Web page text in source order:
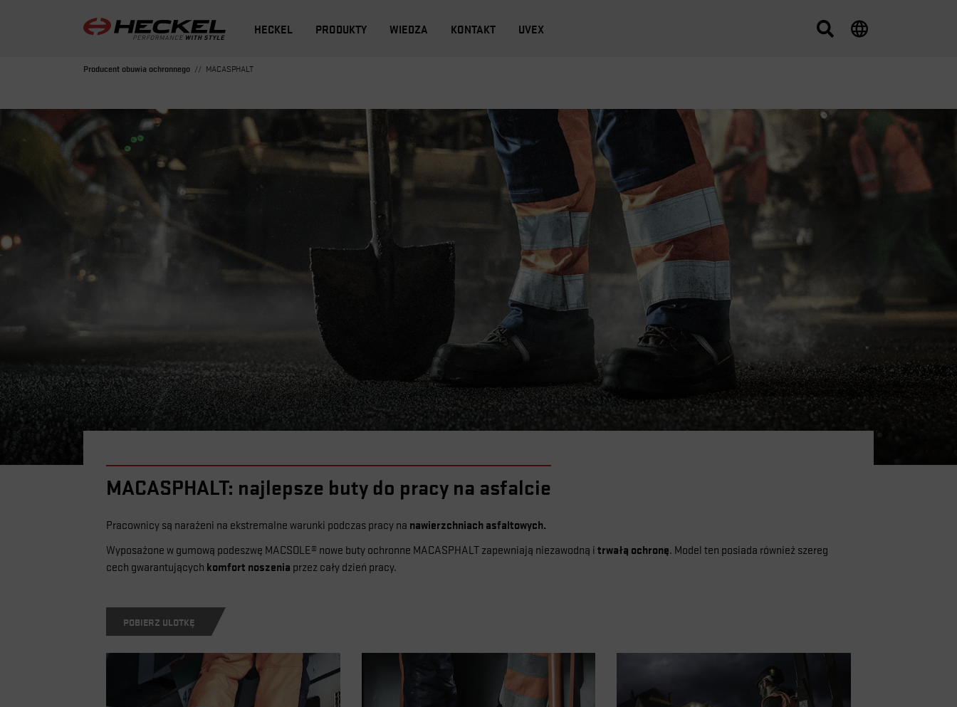
HECKEL PRODUKTY WIEDZA KONTAKT UVEX
Producent obuwia ochronnego MACASPHALT
MACASPHALT: najlepsze buty do pracy na asfalcie
Pracownicy są narażeni na ekstremalne warunki podczas pracy na nawierzchniach asfaltowych.
Wyposażone w gumową podeszwę MACSOLE® nowe buty ochronne MACASPHALT zapewniają niezawodną itrwałą ochronę. Model ten posiada również szereg
cech gwarantujących komfort noszenia przez cały dzień pracy.
POBIERZ ULOTKĘ